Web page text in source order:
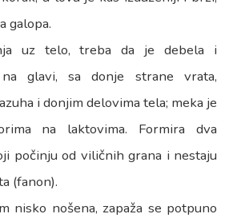
galopa.
uz telo, treba da je debela i
na glavi, sa donje strane vrata,
i donjim delovima tela; meka je
na laktovima. Formira dva
počinju od viličnih grana i nestaju
(fanon).
nisko nošena, zapaža se potpuno